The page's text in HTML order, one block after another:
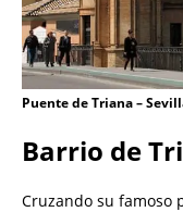
Puente de Triana –
Barrio de
Cruzando su famoso